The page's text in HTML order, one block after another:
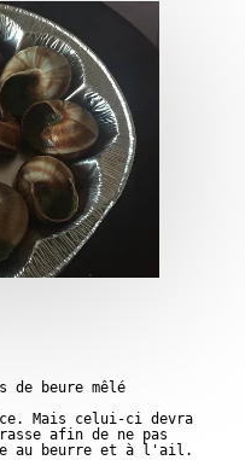
de beure mêlé
Mais celui-ci devra
afin de ne pas
au beurre et à l'ail.